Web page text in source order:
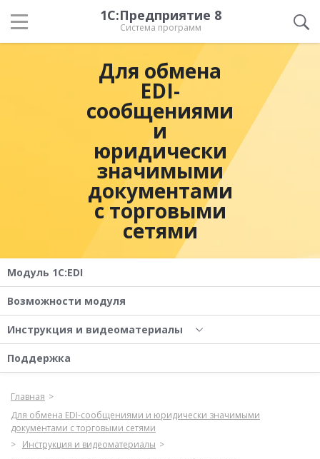
1С:Предприятие 8
Система программ
Для обмена
EDI-
сообщениями
и
юридически
значимыми
документами
с торговыми
сетями
Модуль 1C:EDI
Возможности модуля
Инструкция и видеоматериалы
Поддержка
Главная
Для обмена EDI-сообщениями и юридически значимыми
документами с торговыми сетями
Инструкция и видеоматериалы